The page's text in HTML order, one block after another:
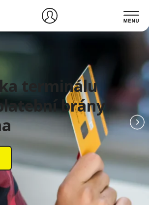
terminálu
brány